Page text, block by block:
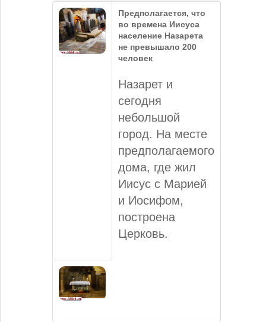
Предполагается, что
во времена Иисуса
население Назарета
не превышало 200
человек
Назарет и
сегодня
небольшой
город. На месте
предполагаемого
дома, где жил
Иисус с Марией
и Иосифом,
построена
Церковь.